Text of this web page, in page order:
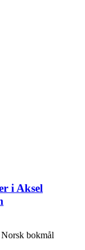
i Aksel
Norsk bokmål